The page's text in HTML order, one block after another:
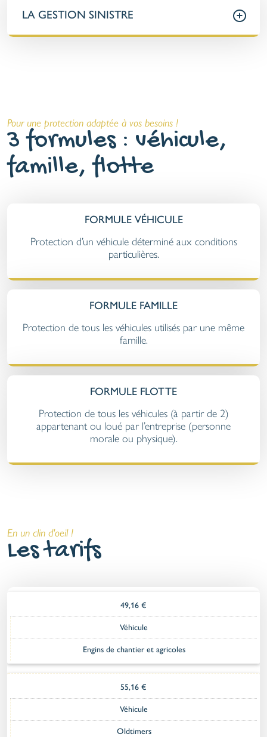
LA GESTION SINISTRE
Pour une protection adaptée à vos besoins !
3 formules : véhicule,
famille, flotte
FORMULE VÉHICULE
Protection d’un véhicule déterminé aux conditions
particulières.
FORMULE FAMILLE
Protection de tous les véhicules utilisés par une même
famille.
FORMULE FLOTTE
Protection de tous les véhicules (à partir de 2)
appartenant ou loué par l’entreprise (personne
morale ou physique).
En un clin d'oeil !
Les tarifs
49,16 €
Véhicule
Engins de chantier et agricoles
55,16 €
Véhicule
Oldtimers